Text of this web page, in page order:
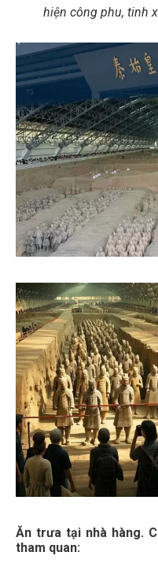
hiện công phu, tinh
Ăn trưa tại nhà hàng.
tham quan: